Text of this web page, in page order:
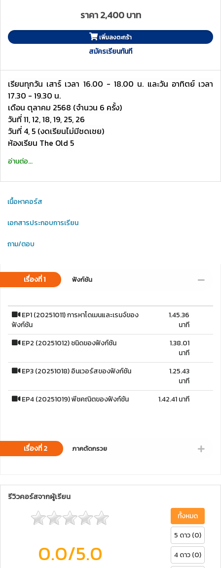
ราคา 2,400 บาท
เพิ่มลงตะกร้า
สมัครเรียนทันที
เรียนทุกวัน เสาร์ เวลา 16.00 - 18.00 น. และวัน อาทิตย์ เวลา
17.30 - 19.30 น.
เดือน ตุลาคม 2568 (จำนวน 6 ครั้ง)
วันที่ 11, 12, 18, 19, 25, 26
วันที่ 4, 5 (งดเรียนไม่มีชดเชย)
ห้องเรียน The Old 5
อ่านต่อ...
เนื้อหาคอร์ส
เอกสารประกอบการเรียน
ถาม/ตอบ
เรื่องที่ 1 ฟังก์ชัน
EP1 (20251011) การหาโดเมนและเรนจ์ของ
ฟังก์ชัน
1.45.36
นาที
EP2 (20251012) ชนิดของฟังก์ชัน
1.38.01
นาที
EP3 (20251018) อินเวอร์สของฟังก์ชัน
1.25.43
นาที
EP4 (20251019) พีชคณิตของฟังก์ชัน
1.42.41 นาที
เรื่องที่ 2 ภาคตัดกรวย
รีวิวคอร์สจากผู้เรียน
0.0/5.0
ทั้งหมด
5 ดาว (0)
4 ดาว (0)